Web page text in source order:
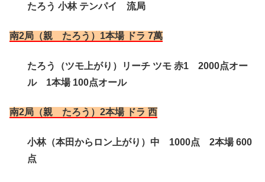
たろう 小林 テンパイ 流局
南2局（親 たろう）1本場 ドラ 7萬
たろう（ツモ上がり）リーチ ツモ 赤1 2000点オー
ル 1本場 100点オール
南2局（親 たろう）2本場 ドラ 西
小林（本田からロン上がり）中 1000点 2本場 600
点